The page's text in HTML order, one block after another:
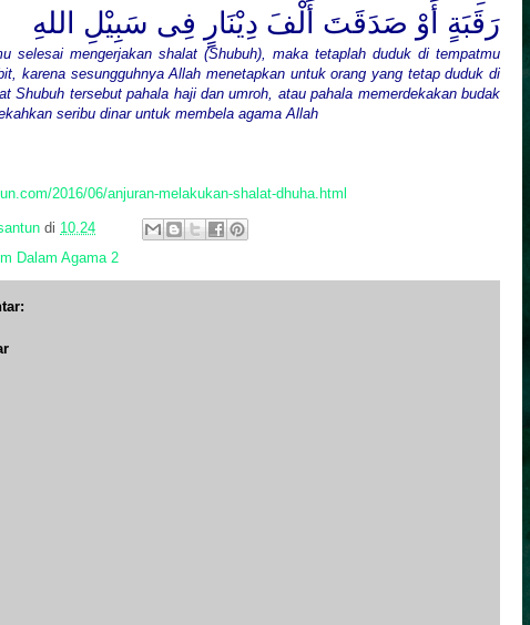
رَقَبَةٍ أَوْ صَدَقَتَ أَلْفَ دِيْنَارٍ فِى سَبِيْلِ اللهِ
selesai mengerjakan shalat (Shubuh), maka tetaplah duduk di tempatmu
karena sesungguhnya Allah menetapkan untuk orang yang tetap duduk di
Shubuh tersebut pahala haji dan umroh, atau pahala memerdekakan budak
seribu dinar untuk membela agama Allah
2016/06/anjuran-melakukan-shalat-dhuha.html
di 10.24
Dalam Agama 2